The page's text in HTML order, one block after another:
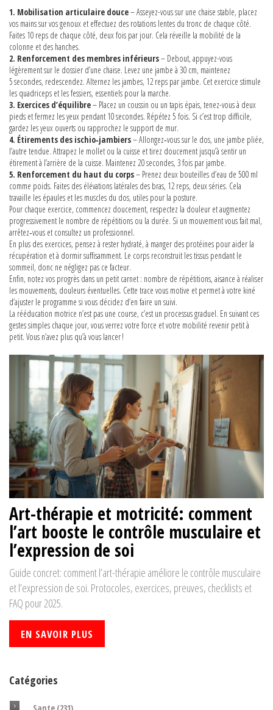
1. Mobilisation articulaire douce– Asseyez-vous sur une chaise stable, placez
vos mains sur vos genoux et effectuez des rotations lentes du tronc de chaque côté.
Faites 10 reps de chaque côté, deux fois par jour. Cela réveille la mobilité de la
colonne et des hanches.
2. Renforcement des membres inférieurs– Debout, appuyez-vous
légèrement sur le dossier d’une chaise. Levez une jambe à 30 cm, maintenez
5 secondes, redescendez. Alternez les jambes, 12 reps par jambe. Cet exercice stimule
les quadriceps et les fessiers, essentiels pour la marche.
3. Exercices d’équilibre– Placez un coussin ou un tapis épais, tenez-vous à deux
pieds et fermez les yeux pendant 10 secondes. Répétez 5 fois. Si c’est trop difficile,
gardez les yeux ouverts ou rapprochez le support de mur.
4. Étirements des ischio‑jambiers– Allongez‑vous sur le dos, une jambe pliée,
l’autre tendue. Attrapez le mollet ou la cuisse et tirez doucement jusqu’à sentir un
étirement à l’arrière de la cuisse. Maintenez 20 secondes, 3 fois par jambe.
5. Renforcement du haut du corps– Prenez deux bouteilles d’eau de 500 ml
comme poids. Faites des élévations latérales des bras, 12 reps, deux séries. Cela
travaille les épaules et les muscles du dos, utiles pour la posture.
Pour chaque exercice, commencez doucement, respectez la douleur et augmentez
progressivement le nombre de répétitions ou la durée. Si un mouvement vous fait mal,
arrêtez‑vous et consultez un professionnel.
En plus des exercices, pensez à rester hydraté, à manger des protéines pour aider la
récupération et à dormir suffisamment. Le corps reconstruit les tissus pendant le
sommeil, donc ne négligez pas ce facteur.
Enfin, notez vos progrès dans un petit carnet : nombre de répétitions, aisance à réaliser
les mouvements, douleurs éventuelles. Cette trace vous motive et permet à votre kiné
d’ajuster le programme si vous décidez d’en faire un suivi.
La rééducation motrice n’est pas une course, c’est un processus graduel. En suivant ces
gestes simples chaque jour, vous verrez votre force et votre mobilité revenir petit à
petit. Vous n’avez plus qu’à vous lancer !
Art-thérapie et motricité: comment
l’art booste le contrôle musculaire et
l’expression de soi
Guide concret: comment l’art-thérapie améliore le contrôle musculaire
et l’expression de soi. Protocoles, exercices, preuves, checklists et
FAQ pour 2025.
EN SAVOIR PLUS
Catégories